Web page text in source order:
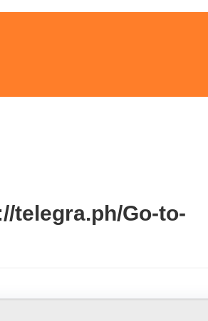
telegra.ph/Go-to-